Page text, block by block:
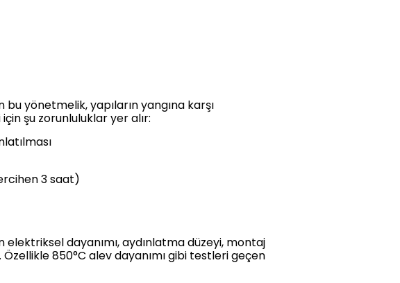
yönetmelik, yapıların yangına karşı
şu zorunluluklar yer alır:
3 saat)
dayanımı, aydınlatma düzeyi, montaj
850°C alev dayanımı gibi testleri geçen